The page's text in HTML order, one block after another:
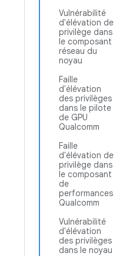
Vulnérabilité
d'élévation de
privilège dans
le composant
réseau du
noyau
Faille
d'élévation
des privilèges
dans le pilote
de GPU
Qualcomm
Faille
d'élévation de
privilège dans
le composant
de
performances
Qualcomm
Vulnérabilité
d'élévation
des privilèges
dans le noyau